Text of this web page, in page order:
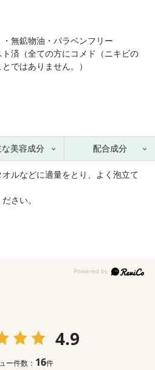
無鉱物油・パラベンフリー
済（全ての方にコメド（ニキビの
ではありません。）
な美容成分 配合成分
ルなどに適量をとり、よく泡立て
さい。
4.9
ー件数： 16件